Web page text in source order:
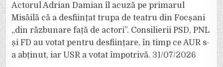
Actorul Adrian Damian îl acuză pe primarul
Misăilă că a desființat trupa de teatru din Focșani
„din răzbunare față de actori”. Consilierii PSD, PNL
și FD au votat pentru desființare, în timp ce AUR s-
a abținut, iar USR a votat împotrivă. 31/07/2026